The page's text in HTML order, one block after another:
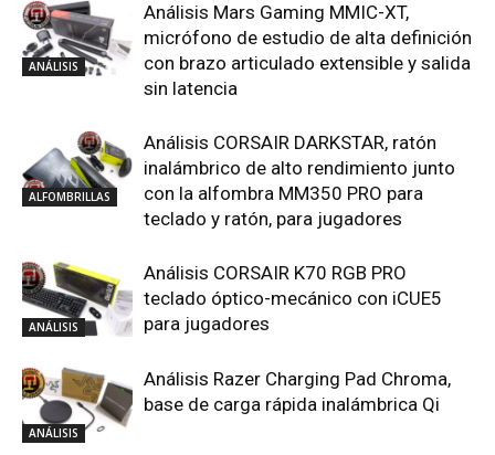
ANÁLISIS
Análisis Mars Gaming MMIC-XT,
micrófono de estudio de alta definición
con brazo articulado extensible y salida
sin latencia
ALFOMBRILLAS
Análisis CORSAIR DARKSTAR, ratón
inalámbrico de alto rendimiento junto
con la alfombra MM350 PRO para
teclado y ratón, para jugadores
ANÁLISIS
Análisis CORSAIR K70 RGB PRO
teclado óptico-mecánico con iCUE5
para jugadores
ANÁLISIS
Análisis Razer Charging Pad Chroma,
base de carga rápida inalámbrica Qi